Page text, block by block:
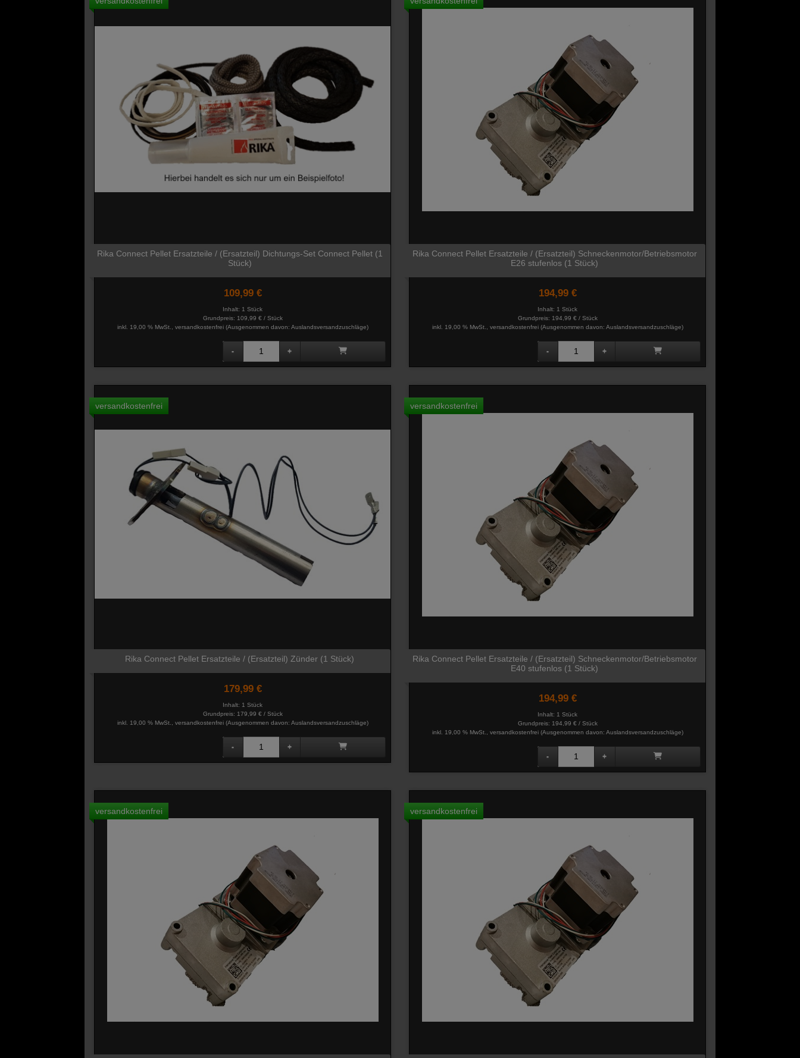
Rika Connect Pellet Ersatzteile / (Ersatzteil) Dichtungs-Set Connect Pellet (1
Stück)
109,99 €
Inhalt: 1 Stück
Grundpreis: 109,99 € / Stück
inkl. 19,00 % MwSt., versandkostenfrei (Ausgenommen davon: Auslandsversandzuschläge)
Rika Connect Pellet Ersatzteile / (Ersatzteil) Schneckenmotor/Betriebsmotor
E26 stufenlos (1 Stück)
194,99 €
Inhalt: 1 Stück
Grundpreis: 194,99 € / Stück
inkl. 19,00 % MwSt., versandkostenfrei (Ausgenommen davon: Auslandsversandzuschläge)
versandkostenfrei
Rika Connect Pellet Ersatzteile / (Ersatzteil) Zünder (1 Stück)
179,99 €
Inhalt: 1 Stück
Grundpreis: 179,99 € / Stück
inkl. 19,00 % MwSt., versandkostenfrei (Ausgenommen davon: Auslandsversandzuschläge)
versandkostenfrei
Rika Connect Pellet Ersatzteile / (Ersatzteil) Schneckenmotor/Betriebsmotor
E40 stufenlos (1 Stück)
194,99 €
Inhalt: 1 Stück
Grundpreis: 194,99 € / Stück
inkl. 19,00 % MwSt., versandkostenfrei (Ausgenommen davon: Auslandsversandzuschläge)
versandkostenfrei versandkostenfrei